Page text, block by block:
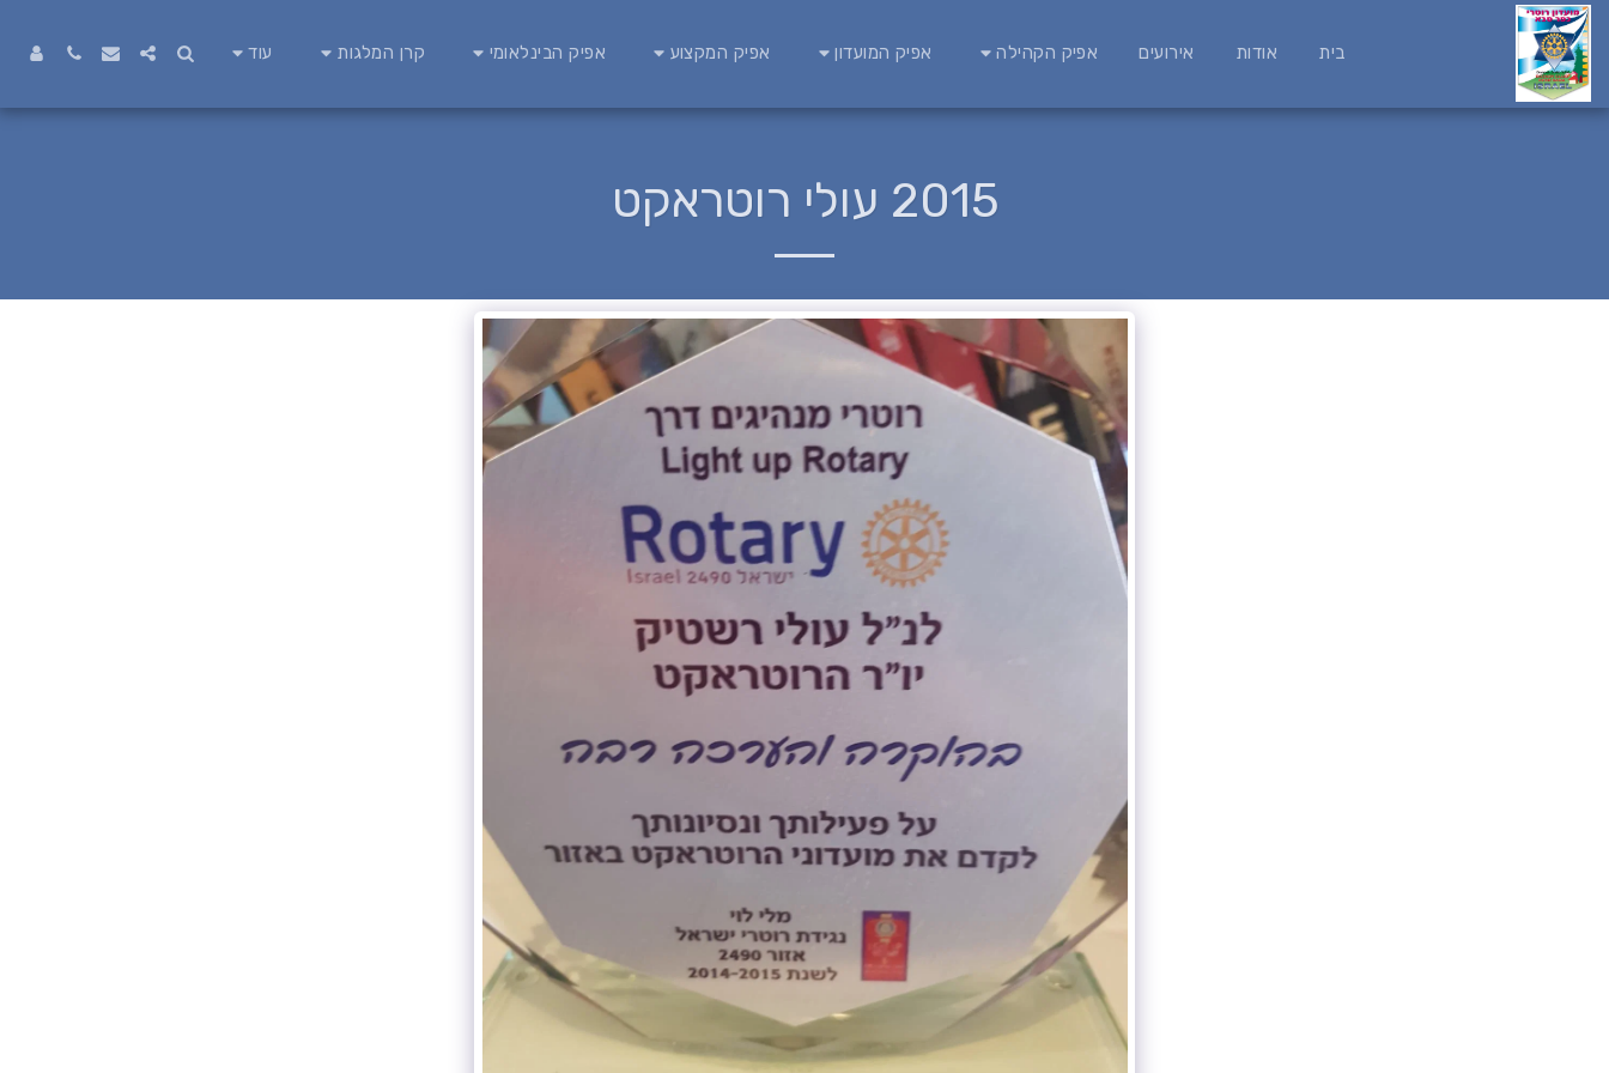
בית אודות אירועים אפיק הקהילה אפיק המועדון אפיק המקצוע אפיק הבינלאומי קרן המלגות עוד
2015 עולי רוטראקט